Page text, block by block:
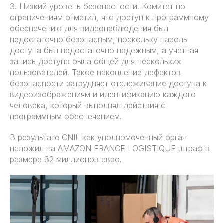
3. Низкий уровень безопасности. Комитет по
ограничениям отметил, что доступ к программному
обеспечению для видеонаблюдения был
недостаточно безопасным, поскольку пароль
доступа был недостаточно надежным, а учетная
запись доступа была общей для нескольких
пользователей. Такое накопление дефектов
безопасности затрудняет отслеживание доступа к
видеоизображениям и идентификацию каждого
человека, который выполнял действия с
программным обеспечением.
В результате CNIL как уполномоченный орган
наложил на AMAZON FRANCE LOGISTIQUE штраф в
размере 32 миллионов евро.